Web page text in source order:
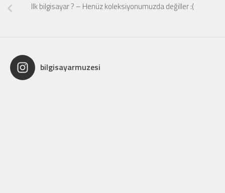
Ilk bilgisayar ? – Henüz koleksiyonumuzda değiller :(
bilgisayarmuzesi